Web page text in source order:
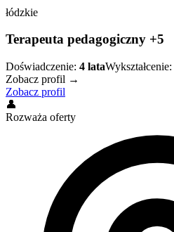
łódzkie
Terapeuta pedagogiczny +5
Doświadczenie: 4 lataWykształcenie:
Zobacz profil →
Zobacz profil
👤
Rozważa oferty